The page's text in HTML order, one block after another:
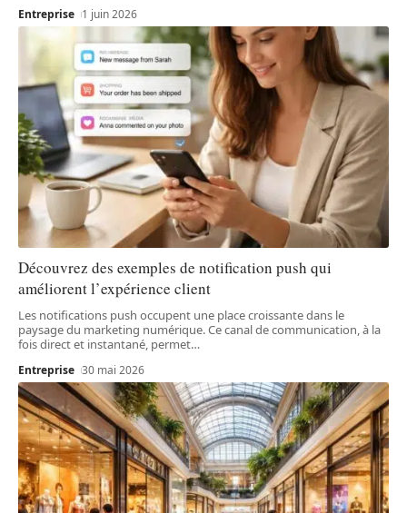
Entreprise 1 juin 2026
Découvrez des exemples de notification push qui
améliorent l’expérience client
Les notifications push occupent une place croissante dans le
paysage du marketing numérique. Ce canal de communication, à la
fois direct et instantané, permet…
Entreprise 30 mai 2026